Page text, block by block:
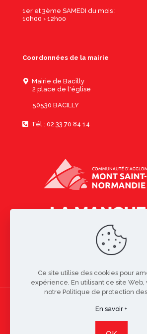
1er et 3ème SAMEDI du mois :
10h00 › 12h00
Coordonnées de la mairie
Mairie de Bacilly
2 place de l'église
50530 BACILLY
Tél : 02 33 70 84 14
Ce site utilise des cookies pour
expérience. En utilisant ce site
notre Politique de protection
En savoir +